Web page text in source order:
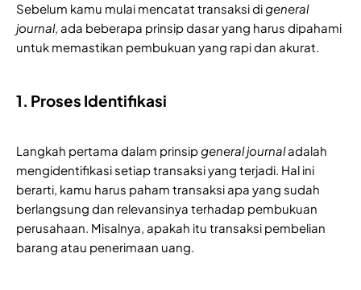
Sebelum kamu mulai mencatat transaksi digeneral
journal, ada beberapa prinsip dasar yang harus dipahami
untuk memastikan pembukuan yang rapi dan akurat.
1. Proses Identifikasi
Langkah pertama dalam prinsipgeneral journaladalah
mengidentifikasi setiap transaksi yang terjadi. Hal ini
berarti, kamu harus paham transaksi apa yang sudah
berlangsung dan relevansinya terhadap pembukuan
perusahaan. Misalnya, apakah itu transaksi pembelian
barang atau penerimaan uang.